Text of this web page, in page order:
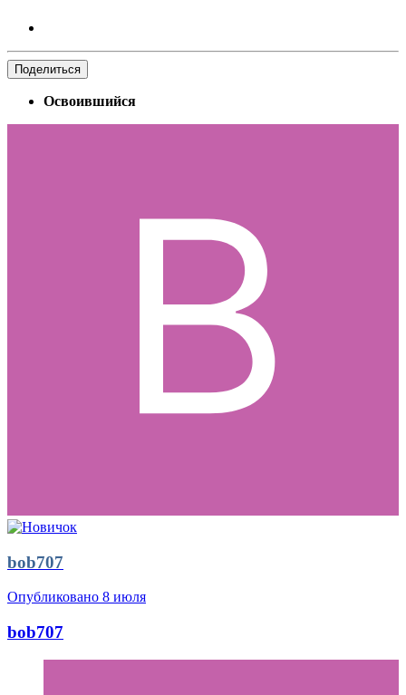
Поделиться
Освоившийся
bob707
Опубликовано 8 июля
bob707